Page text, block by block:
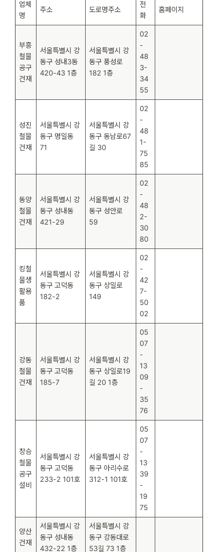
업체
명
주소 도로명주소
전
화
홈페이지
부흥
철물
공구
건재
서울특별시 강
동구 성내3동
420-43 1층
서울특별시 강
동구 풍성로
182 1층
02
-
48
3-
34
55
성진
철물
건재
서울특별시 강
동구 명일동
71
서울특별시 강
동구 동남로67
길 30
02
-
48
1-
75
85
동양
철물
건재
서울특별시 강
동구 성내동
421-29
서울특별시 강
동구 성안로
59
02
-
48
2-
30
80
킹철
물생
활용
품
서울특별시 강
동구 고덕동
182-2
서울특별시 강
동구 상일로
149
02
-
42
7-
50
02
강동
철물
건재
서울특별시 강
동구 고덕동
185-7
서울특별시 강
동구 상일로19
길 20 1층
05
07
-
13
09
-
35
76
창승
철물
공구
설비
서울특별시 강
동구 고덕동
233-2 101호
서울특별시 강
동구 아리수로
312-1 101호
05
07
-
13
39
-
19
75
양산
건재
서울특별시 강
동구 성내동
432-22 1층
서울특별시 강
동구 강동대로
53길 73 1층